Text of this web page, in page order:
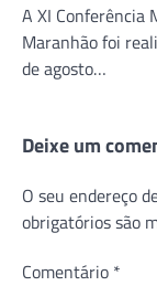
A XI Conferência
Maranhão foi
de agosto…
Deixe um
O seu endereço
obrigatórios são
Comentário *